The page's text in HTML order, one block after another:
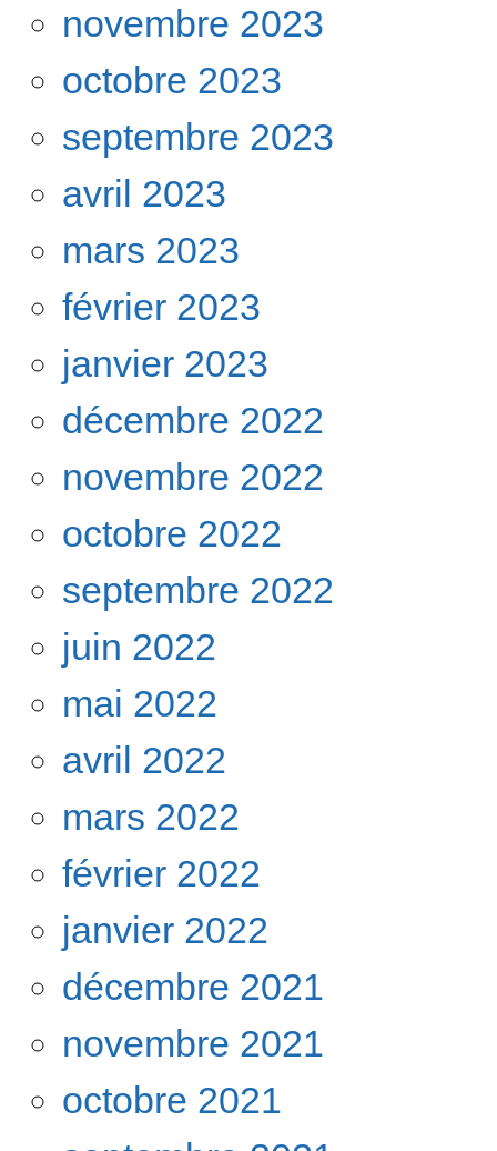
novembre 2023
octobre 2023
septembre 2023
avril 2023
mars 2023
février 2023
janvier 2023
décembre 2022
novembre 2022
octobre 2022
septembre 2022
juin 2022
mai 2022
avril 2022
mars 2022
février 2022
janvier 2022
décembre 2021
novembre 2021
octobre 2021